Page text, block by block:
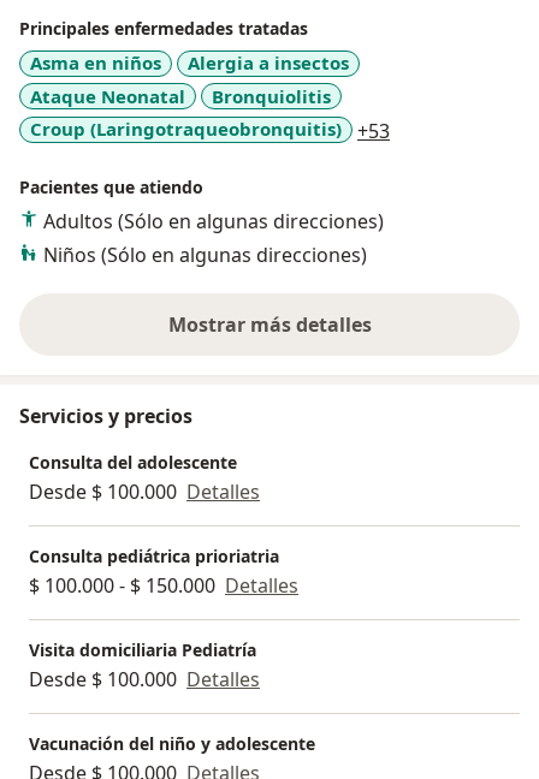
Principales enfermedades tratadas
Asma en niños
Alergia a insectos
Ataque Neonatal
Bronquiolitis
Croup (Laringotraqueobronquitis)
+53
Pacientes que atiendo
Adultos (Sólo en algunas direcciones)
Niños (Sólo en algunas direcciones)
Mostrar más detalles
sobre la experiencia
Servicios y precios
Consulta del adolescente
Desde $ 100.000 Detalles
Consulta pediátrica prioriatria
$ 100.000 - $ 150.000 Detalles
Visita domiciliaria Pediatría
Desde $ 100.000 Detalles
Vacunación del niño y adolescente
Desde $ 100.000 Detalles